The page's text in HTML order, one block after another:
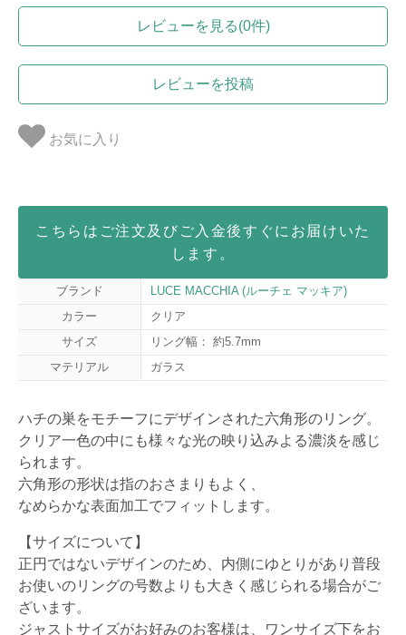
レビューを見る(0件)
レビューを投稿
お気に入り
こちらはご注文及びご入金後すぐにお届けいた
します。
ブランド
LUCE MACCHIA (ルーチェ マッキア)
カラー
クリア
サイズ
リング幅： 約5.7mm
マテリアル
ガラス
ハチの巣をモチーフにデザインされた六角形のリング。
クリア一色の中にも様々な光の映り込みよる濃淡を感じ
られます。
六角形の形状は指のおさまりもよく、
なめらかな表面加工でフィットします。
【サイズについて】
正円ではないデザインのため、内側にゆとりがあり普段
お使いのリングの号数よりも大きく感じられる場合がご
ざいます。
ジャストサイズがお好みのお客様は、ワンサイズ下をお